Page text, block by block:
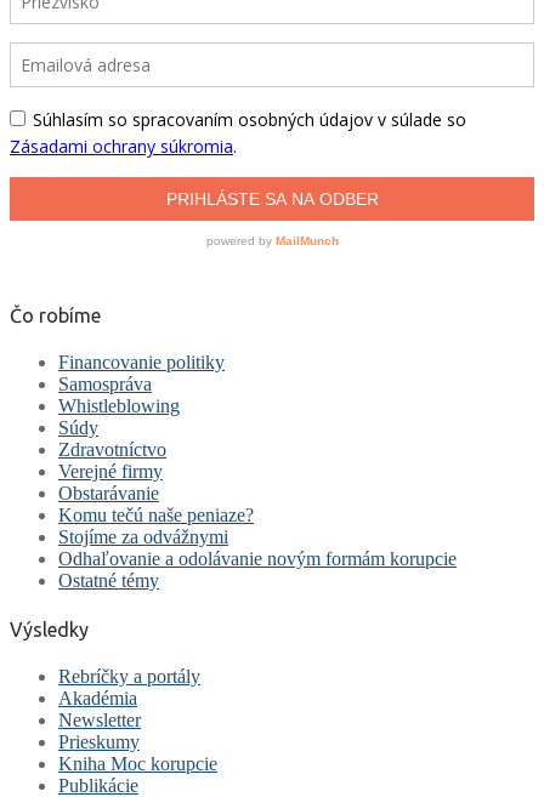
Čo robíme
Financovanie politiky
Samospráva
Whistleblowing
Súdy
Zdravotníctvo
Verejné firmy
Obstarávanie
Komu tečú naše peniaze?
Stojíme za odvážnymi
Odhaľovanie a odolávanie novým formám korupcie
Ostatné témy
Výsledky
Rebríčky a portály
Akadémia
Newsletter
Prieskumy
Kniha Moc korupcie
Publikácie